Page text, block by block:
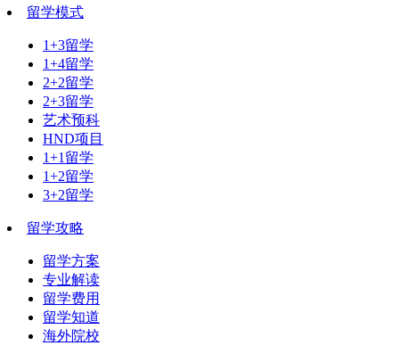
留学模式
1+3留学
1+4留学
2+2留学
2+3留学
艺术预科
HND项目
1+1留学
1+2留学
3+2留学
留学攻略
留学方案
专业解读
留学费用
留学知道
海外院校